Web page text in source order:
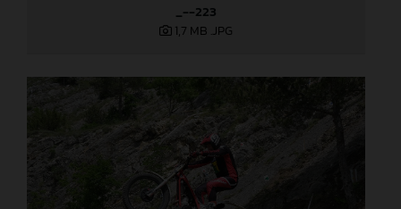
_--223
1,7 MB .JPG